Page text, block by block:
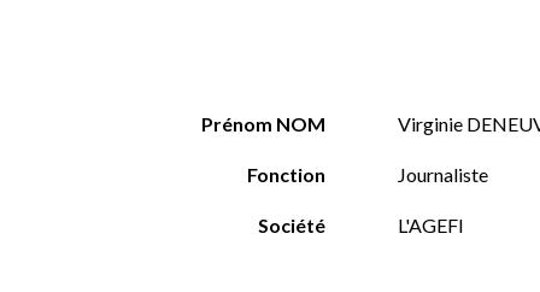
Prénom NOM Virginie
Fonction Journaliste
Société L'AGEFI